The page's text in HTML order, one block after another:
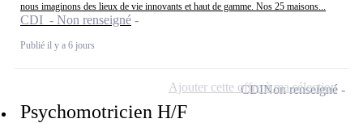
nous imaginons des lieux de vie innovants et haut de gamme. Nos 25 maisons...
CDI - Non renseigné
Publié il y a 6 jours
Psychomotricien H/F
CDINon renseigné
Ajouter cette offre à ma sélection